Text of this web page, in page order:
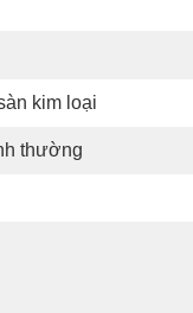
kim loại
thường